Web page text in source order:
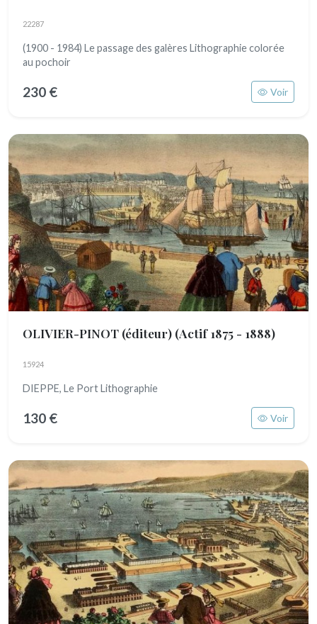
22287
(1900 - 1984) Le passage des galères Lithographie colorée
au pochoir
230 € Voir
OLIVIER-PINOT (éditeur) (Actif 1875 - 1888)
15924
DIEPPE, Le Port Lithographie
130 € Voir